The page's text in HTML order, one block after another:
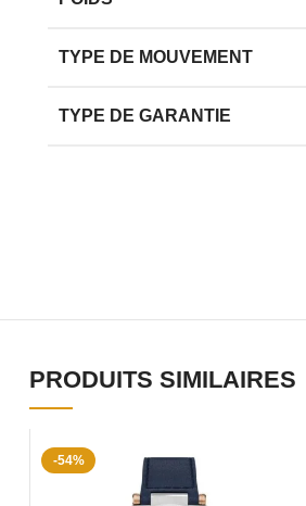
TYPE DE MOUVEMENT
TYPE DE GARANTIE
PRODUITS SIMILAIRES
-54%